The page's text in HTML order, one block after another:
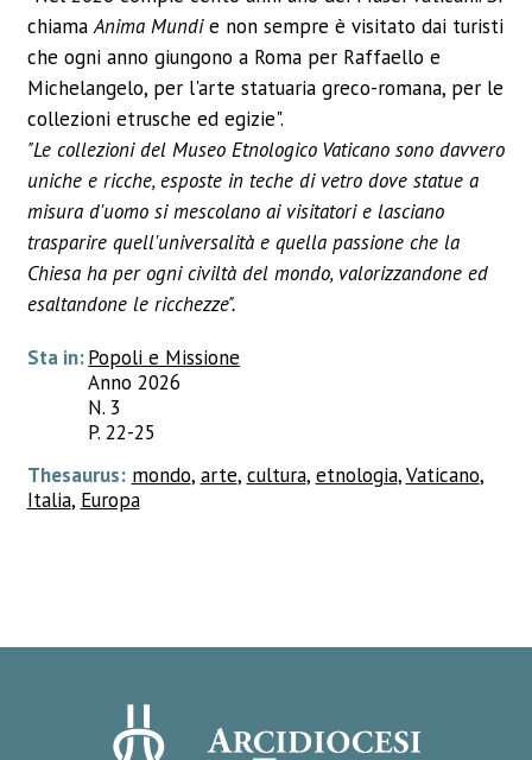
chiamaAnima Mundie non sempre è visitato dai turisti
che ogni anno giungono a Roma per Raffaello e
Michelangelo, per l'arte statuaria greco-romana, per le
collezioni etrusche ed egizie".
"Le collezioni del Museo Etnologico Vaticano sono davvero
uniche e ricche, esposte in teche di vetro dove statue a
misura d'uomo si mescolano ai visitatori e lasciano
trasparire quell'universalità e quella passione che la
Chiesa ha per ogni civiltà del mondo, valorizzandone ed
esaltandone le ricchezze".
Sta in: Popoli e Missione
Anno 2026
N. 3
P. 22-25
Thesaurus: mondo, arte, cultura, etnologia,Vaticano,
Italia, Europa